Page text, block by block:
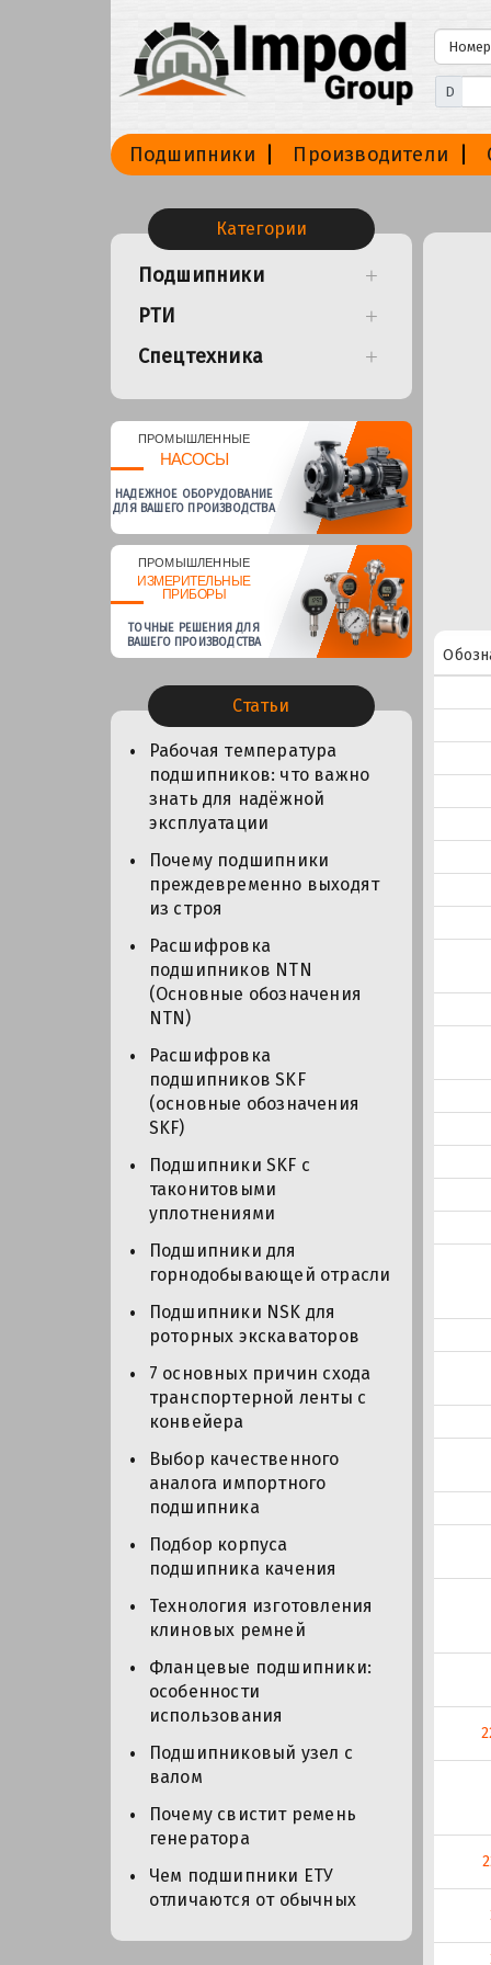
D
Подшипники Производители
Категории
Подшипники
РТИ
Спецтехника
ПРОМЫШЛЕННЫЕ
НАСОСЫ
НАДЕЖНОЕ ОБОРУДОВАНИЕ
ДЛЯ ВАШЕГО ПРОИЗВОДСТВА
ПРОМЫШЛЕННЫЕ
ИЗМЕРИТЕЛЬНЫЕ
ПРИБОРЫ
ТОЧНЫЕ РЕШЕНИЯ ДЛЯ
ВАШЕГО ПРОИЗВОДСТВА
Статьи
Рабочая температура
подшипников: что важно
знать для надёжной
эксплуатации
Почему подшипники
преждевременно выходят
из строя
Расшифровка
подшипников NTN
(Основные обозначения
NTN)
Расшифровка
подшипников SKF
(основные обозначения
SKF)
Подшипники SKF с
таконитовыми
уплотнениями
Подшипники для
горнодобывающей отрасли
Подшипники NSK для
роторных экскаваторов
7 основных причин схода
транспортерной ленты с
конвейера
Выбор качественного
аналога импортного
подшипника
Подбор корпуса
подшипника качения
Технология изготовления
клиновых ремней
Фланцевые подшипники:
особенности
использования
Подшипниковый узел с
валом
Почему свистит ремень
генератора
Чем подшипники ЕТУ
отличаются от обычных